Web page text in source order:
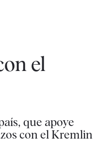
el
que apoye
con el Kremlin